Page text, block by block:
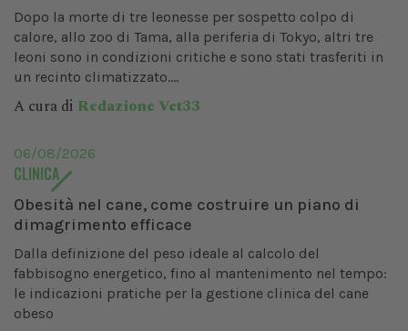
Dopo la morte di tre leonesse per sospetto colpo di
calore, allo zoo di Tama, alla periferia di Tokyo, altri tre
leoni sono in condizioni critiche e sono stati trasferiti in
un recinto climatizzato....
A cura di Redazione Vet33
06/08/2026
CLINICA
Obesità nel cane, come costruire un piano di
dimagrimento efficace
Dalla definizione del peso ideale al calcolo del
fabbisogno energetico, fino al mantenimento nel tempo:
le indicazioni pratiche per la gestione clinica del cane
obeso